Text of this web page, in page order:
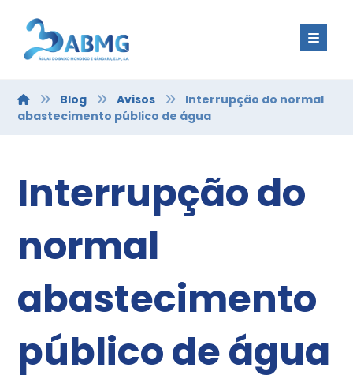
Blog Avisos
Interrupção do normal
abastecimento público de água
Interrupção do
normal
abastecimento
público de água